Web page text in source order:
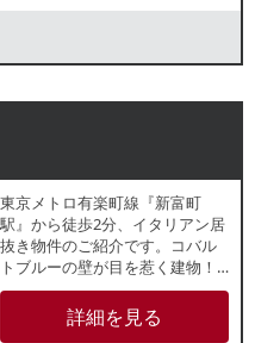
東京メトロ有楽町線『新富町
駅』から徒歩2分、イタリアン居
抜き物件のご紹介です。コバル
トブルーの壁が目を惹く建物！
隠れ家的お店です。店内はカウ
ンターメインのレイアウトで、
約11.22坪の広さです。ご検討の
詳細を見る